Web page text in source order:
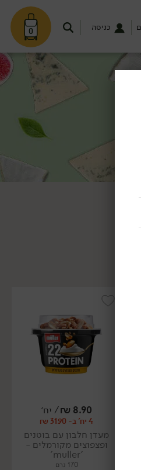
0 כניסה
8.90
₪/ יח׳
4 יח' ב- 31.90 ₪
מעדן חלבון עם בוטנים
ופצפוצים מקורמלים -
'muller'
170 גרם